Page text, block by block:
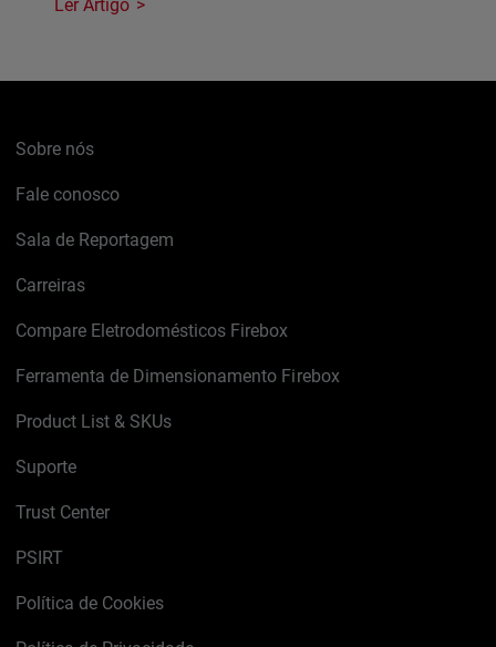
Ler Artigo
Sobre nós
Fale conosco
Sala de Reportagem
Carreiras
Compare Eletrodomésticos Firebox
Ferramenta de Dimensionamento Firebox
Product List & SKUs
Suporte
Trust Center
PSIRT
Política de Cookies